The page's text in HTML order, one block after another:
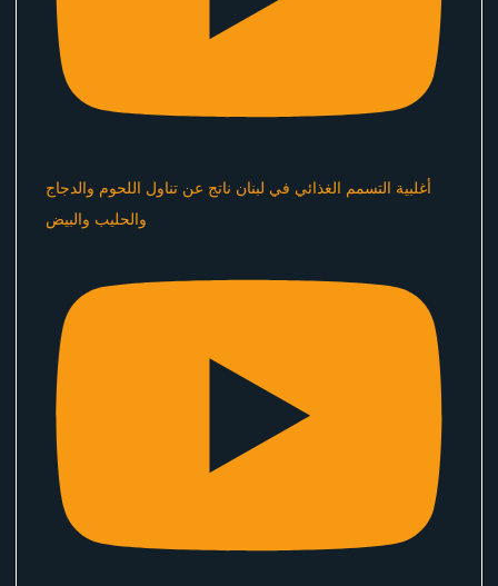
أغلبية التسمم الغذائي في لبنان ناتج عن تناول اللحوم والدجاج
والحليب والبيض